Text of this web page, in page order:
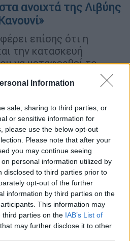
Information
sale, sharing to third parties, or
or sensitive information for
please use the below opt-out
Please note that after your
you may continue seeing
personal information utilized by
disclosed to third parties prior to
opt-out of the further
information by third parties on the
This information may
third parties on the IAB’s List of
that may further disclose it to other
ανοιχτά της Λιβύης
επίσης ότι η
την κατασκευή
να μεταφερθεί το
μέσω του
τώρα
Κρήτη
σχέσεις
πόλεμος